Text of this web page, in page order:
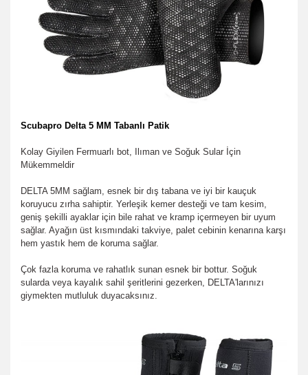
Scubapro Delta 5 MM Tabanlı Patik
Kolay Giyilen Fermuarlı bot, Ilıman ve Soğuk Sular İçin
Mükemmeldir
DELTA 5MM sağlam, esnek bir dış tabana ve iyi bir kauçuk
koruyucu zırha sahiptir. Yerleşik kemer desteği ve tam kesim,
geniş şekilli ayaklar için bile rahat ve kramp içermeyen bir uyum
sağlar. Ayağın üst kısmındaki takviye, palet cebinin kenarına karşı
hem yastık hem de koruma sağlar.
Çok fazla koruma ve rahatlık sunan esnek bir bottur. Soğuk
sularda veya kayalık sahil şeritlerini gezerken, DELTA'larınızı
giymekten mutluluk duyacaksınız.